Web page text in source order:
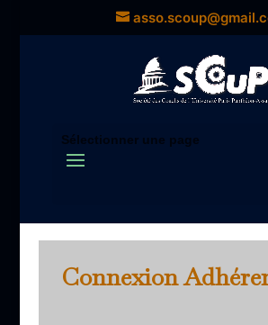
Sélectionner une page
Connexion